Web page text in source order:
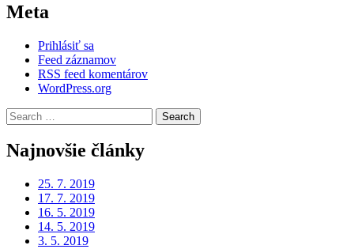
Meta
Prihlásiť sa
Feed záznamov
RSS feed komentárov
WordPress.org
Search
for:
Najnovšie články
25. 7. 2019
17. 7. 2019
16. 5. 2019
14. 5. 2019
3. 5. 2019